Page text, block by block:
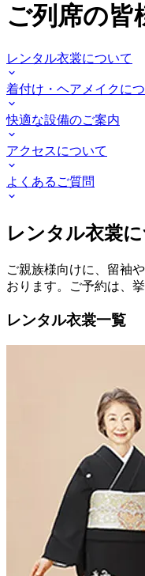
ご列席の皆
レンタル衣裳について
着付け・ヘアメイクに
快適な設備のご案内
アクセスについて
よくあるご質問
レンタル衣裳
ご親族様向けに、留袖
おります。ご予約は、
レンタル衣裳一覧